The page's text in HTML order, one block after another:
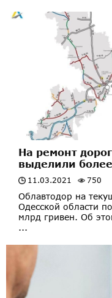
На ремонт
выделили
11.03.2021 750
Облавтодор на
Одесской области
млрд гривен. Об
...